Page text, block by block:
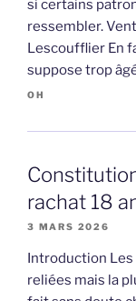
si certains
ressembler.
Lescoufflier En
suppose trop
OH
rachat 18
3 MARS 2026
Introduction
reliées mais la